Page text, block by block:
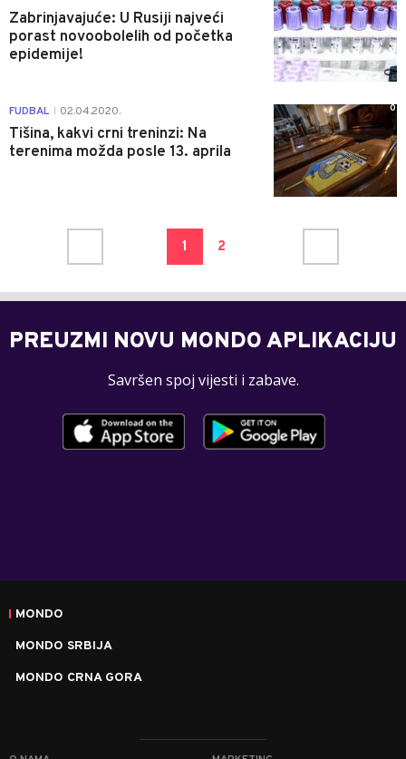
Zabrinjavajuće: U Rusiji najveći
porast novoobolelih od početka
epidemije!
FUDBAL 02.04.2020.
Tišina, kakvi crni treninzi: Na
terenima možda posle 13. aprila
0
1 2
PREUZMI NOVU MONDO APLIKACIJU
Savršen spoj vijesti i zabave.
MONDO
MONDO SRBIJA
MONDO CRNA GORA